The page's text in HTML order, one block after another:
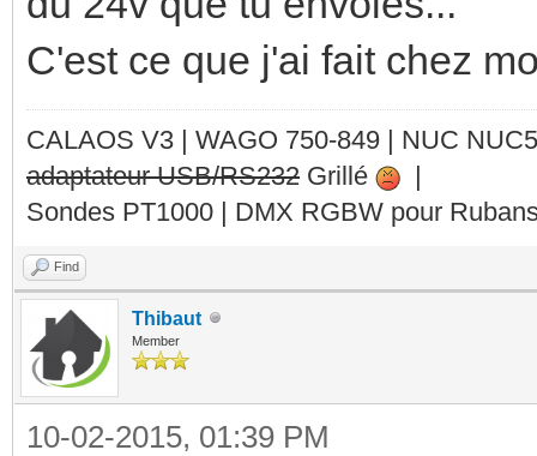
C'est ce que j'ai fait chez
CALAOS V3 | WAGO 750-849 | NUC
adaptateur USB/RS232 Grillé
|
Sondes PT1000 | DMX RGBW pour
Find
Thibaut
Member
10-02-2015, 01:39 PM